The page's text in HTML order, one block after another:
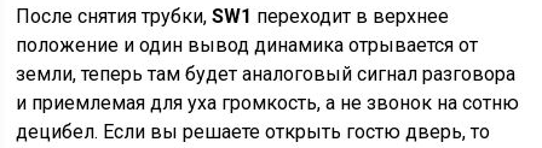
После снятия трубки,SW1 переходит в верхнее
положение и один вывод динамика отрывается от
земли, теперь там будет аналоговый сигнал разговора
и приемлемая для уха громкость, а не звонок на сотню
децибел. Если вы решаете открыть гостю дверь, то